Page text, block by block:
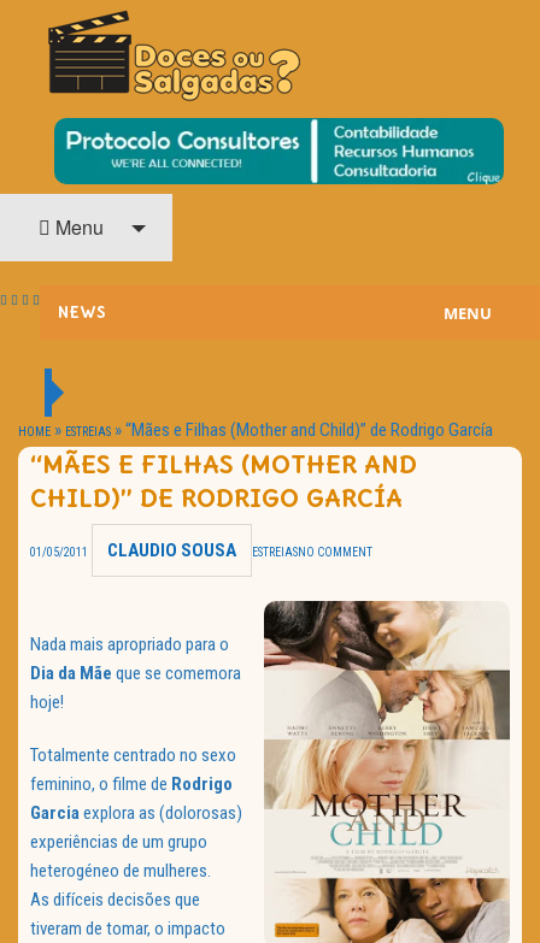
DOCES OU SALGADAS?
O Cinema? Uma Paixão!!
Menu
NEWS
PASSATEMPOS
HOME CINEMA
NOTA PESSOAL
TRAILER DO DIA
Política de Privacidade
MENU
HOME » ESTREIAS »“Mães e Filhas (Mother and Child)” de Rodrigo García
“MÃES E FILHAS (MOTHER AND
CHILD)” DE RODRIGO GARCÍA
01/05/2011 CLAUDIO SOUSA ESTREIASNO COMMENT
Nada mais apropriado para o
Dia da Mãe que se comemora
hoje!
Totalmente centrado no sexo
feminino, o filme de Rodrigo
Garciaexplora as (dolorosas)
experiências de um grupo
heterogéneo de mulheres.
As difíceis decisões que
tiveram de tomar, o impacto